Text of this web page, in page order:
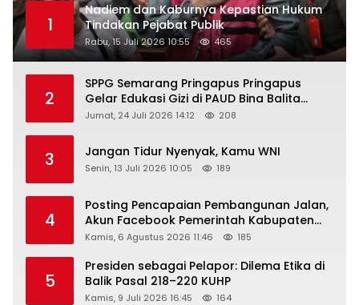
1
Nadiem dan Kaburnya Kepastian Hukum
Tindakan Pejabat Publik
Rabu, 15 Juli 2026 10:55 465
2
SPPG Semarang Pringapus Pringapus
Gelar Edukasi Gizi di PAUD Bina Balita
Peringati Hari Anak Nasional 2026
Jumat, 24 Juli 2026 14:12 208
3 Jangan Tidur Nyenyak, Kamu WNI
Senin, 13 Juli 2026 10:05 189
4
Posting Pencapaian Pembangunan Jalan,
Akun Facebook Pemerintah Kabupaten
Rembang “Dirujak” Warganet
Kamis, 6 Agustus 2026 11:46 185
5
Presiden sebagai Pelapor: Dilema Etika di
Balik Pasal 218–220 KUHP
Kamis, 9 Juli 2026 16:45 164